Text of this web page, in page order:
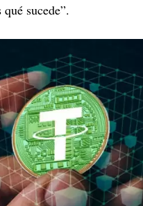
sucede”.